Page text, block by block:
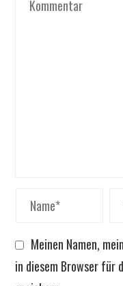
Meinen Namen,
in diesem Browser für